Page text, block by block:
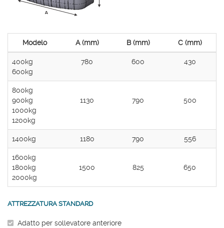
Modelo A (mm) B (mm) C (mm)
400kg
600kg
780 600 430
800kg
900kg
1000kg
1200kg
1130 790 500
1400kg 1180 790 556
1600kg
1800kg
2000kg
1500 825 650
ATTREZZATURA STANDARD
Adatto per sollevatore anteriore